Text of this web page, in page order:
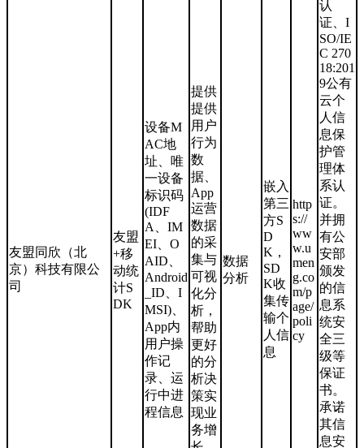
友盟同欣（北
京）科技有限公
司
友盟
+移
动统
计S
DK
设备M
AC地
址、唯
一设备
标识码
(IDF
A、IM
EI、O
AID、
Android
_ID、I
MSI)、
App内
用户操
作记
录、运
行中进
程信息
提供
提供
用户
行为
数
据、
App
运营
数据
的采
集与
可视
化分
析，
帮助
更好
的分
析决
策实
现业
务增
数据
分析
嵌入
第三
方S
D
K，
SD
K收
集传
输个
人信
息
http
s://
ww
w.u
men
g.co
m/p
age/
poli
cy
认
证、I
SO/IE
C 270
18:201
9公有
云个
人信
息保
护管
理体
系认
证。
并拥
有公
安部
颁发
的信
息系
统安
全三
级等
保证
书。
承诺
其信
息安